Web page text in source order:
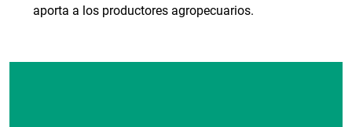
aporta a los productores agropecuarios.